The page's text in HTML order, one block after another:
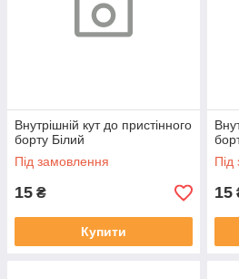
Внутрішній кут до пристінного
борту Білий
Під замовлення
15 ₴
Купити
Під
15